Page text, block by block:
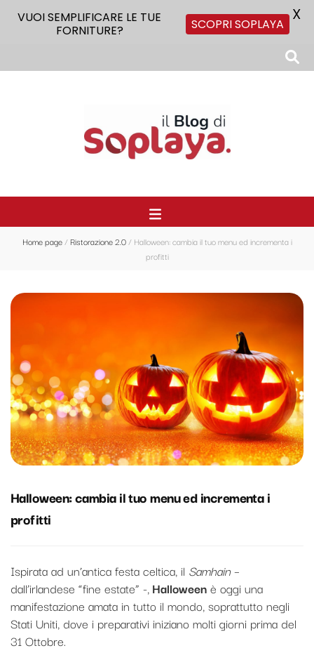
Home page/ Ristorazione 2.0/ Halloween: cambia il tuo menu ed incrementa i
profitti
Halloween: cambia il tuo menu ed incrementa i
profitti
Ispirata ad un’antica festa celtica, il Samhain–
dall’irlandese “fine estate” -,Halloweenè oggi una
manifestazione amata in tutto il mondo, soprattutto negli
Stati Uniti, dove i preparativi iniziano molti giorni prima del
31 Ottobre.
VUOI SEMPLIFICARE LE TUE
FORNITURE?
SCOPRI SOPLAYA X